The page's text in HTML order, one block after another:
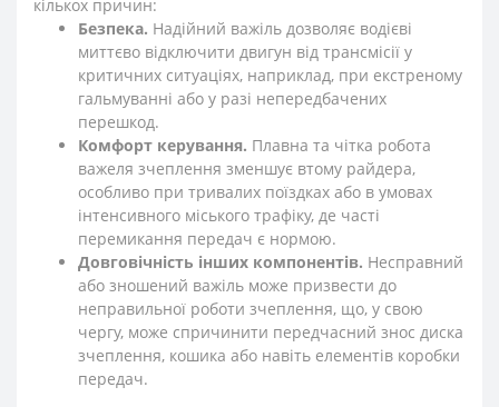
кількох причин:
Безпека. Надійний важіль дозволяє водієві
миттєво відключити двигун від трансмісії у
критичних ситуаціях, наприклад, при екстреному
гальмуванні або у разі непередбачених
перешкод.
Комфорт керування. Плавна та чітка робота
важеля зчеплення зменшує втому райдера,
особливо при тривалих поїздках або в умовах
інтенсивного міського трафіку, де часті
перемикання передач є нормою.
Довговічність інших компонентів. Несправний
або зношений важіль може призвести до
неправильної роботи зчеплення, що, у свою
чергу, може спричинити передчасний знос диска
зчеплення, кошика або навіть елементів коробки
передач.